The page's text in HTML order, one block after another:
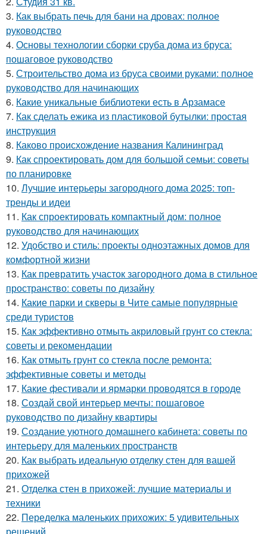
3. Как выбрать печь для бани на дровах: полное
руководство
4. Основы технологии сборки сруба дома из бруса:
пошаговое руководство
5. Строительство дома из бруса своими руками: полное
руководство для начинающих
6. Какие уникальные библиотеки есть в Арзамасе
7. Как сделать ежика из пластиковой бутылки: простая
инструкция
8. Каково происхождение названия Калининград
9. Как спроектировать дом для большой семьи: советы
по планировке
10. Лучшие интерьеры загородного дома 2025: топ-
тренды и идеи
11. Как спроектировать компактный дом: полное
руководство для начинающих
12. Удобство и стиль: проекты одноэтажных домов для
комфортной жизни
13. Как превратить участок загородного дома в стильное
пространство: советы по дизайну
14. Какие парки и скверы в Чите самые популярные
среди туристов
15. Как эффективно отмыть акриловый грунт со стекла:
советы и рекомендации
16. Как отмыть грунт со стекла после ремонта:
эффективные советы и методы
17. Какие фестивали и ярмарки проводятся в городе
18. Создай свой интерьер мечты: пошаговое
руководство по дизайну квартиры
19. Создание уютного домашнего кабинета: советы по
интерьеру для маленьких пространств
20. Как выбрать идеальную отделку стен для вашей
прихожей
21. Отделка стен в прихожей: лучшие материалы и
техники
22. Переделка маленьких прихожих: 5 удивительных
решений